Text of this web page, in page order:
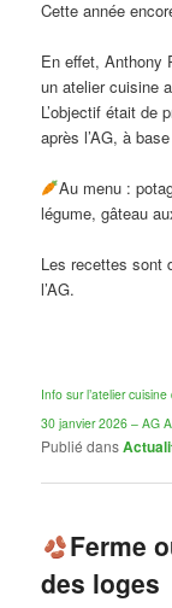
Cette année
En effet, Anthony
un atelier cuisine
L’objectif était de
après l’AG, à
Au menu :
légume, gâteau
Les recettes sont
l’AG.
Info sur l’atelier
30 janvier 2026 – AG
Publié dans
Ferme
des loges